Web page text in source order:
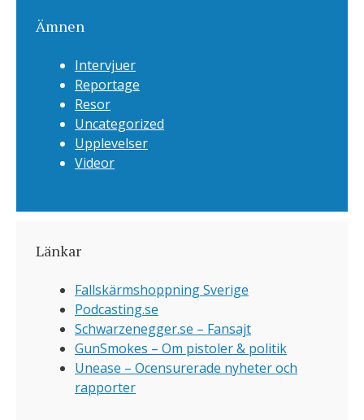
Ämnen
Intervjuer
Reportage
Resor
Uncategorized
Upplevelser
Videor
Länkar
Fallskärmshoppning Sverige
Podcasting.se
Schwarzenegger.se – Fansajt
GunSmokes – Om pistoler & politik
Unease – Ocensurerade nyheter och
rapporter